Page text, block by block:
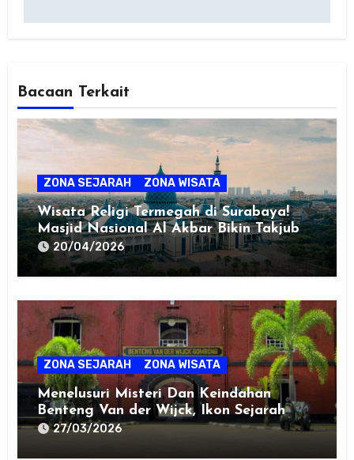
Bacaan Terkait
ZONA SEJARAH ZONA WISATA
Wisata Religi Termegah di Surabaya!
Masjid Nasional Al Akbar Bikin Takjub
20/04/2026
ZONA SEJARAH ZONA WISATA
Menelusuri Misteri Dan Keindahan
Benteng Van der Wijck, Ikon Sejarah
Kebumen!
27/03/2026